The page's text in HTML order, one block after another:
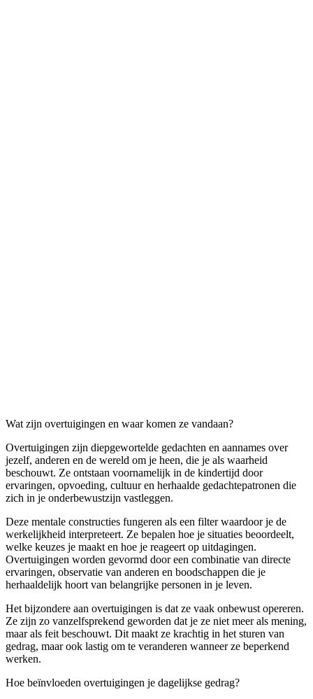
Wat zijn overtuigingen en waar komen ze vandaan?
Overtuigingen zijn diepgewortelde gedachten en aannames over
jezelf, anderen en de wereld om je heen, die je als waarheid
beschouwt. Ze ontstaan voornamelijk in de kindertijd door
ervaringen, opvoeding, cultuur en herhaalde gedachtepatronen die
zich in je onderbewustzijn vastleggen.
Deze mentale constructies fungeren als een filter waardoor je de
werkelijkheid interpreteert. Ze bepalen hoe je situaties beoordeelt,
welke keuzes je maakt en hoe je reageert op uitdagingen.
Overtuigingen worden gevormd door een combinatie van directe
ervaringen, observatie van anderen en boodschappen die je
herhaaldelijk hoort van belangrijke personen in je leven.
Het bijzondere aan overtuigingen is dat ze vaak onbewust opereren.
Ze zijn zo vanzelfsprekend geworden dat je ze niet meer als mening,
maar als feit beschouwt. Dit maakt ze krachtig in het sturen van
gedrag, maar ook lastig om te veranderen wanneer ze beperkend
werken.
Hoe beïnvloeden overtuigingen je dagelijkse gedrag?